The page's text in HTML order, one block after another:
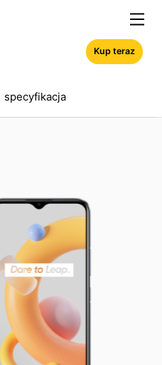
specyfikacja
Kup teraz